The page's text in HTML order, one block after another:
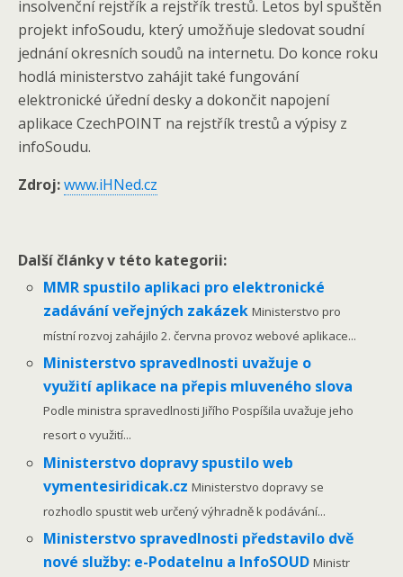
insolvenční rejstřík a rejstřík trestů. Letos byl spuštěn
projekt infoSoudu, který umožňuje sledovat soudní
jednání okresních soudů na internetu. Do konce roku
hodlá ministerstvo zahájit také fungování
elektronické úřední desky a dokončit napojení
aplikace CzechPOINT na rejstřík trestů a výpisy z
infoSoudu.
Zdroj:www.iHNed.cz
Další články v této kategorii:
MMR spustilo aplikaci pro elektronické
zadávání veřejných zakázekMinisterstvo pro
místní rozvoj zahájilo 2. června provoz webové aplikace...
Ministerstvo spravedlnosti uvažuje o
využití aplikace na přepis mluveného slova
Podle ministra spravedlnosti Jiřího Pospíšila uvažuje jeho
resort o využití...
Ministerstvo dopravy spustilo web
vymentesiridicak.czMinisterstvo dopravy se
rozhodlo spustit web určený výhradně k podávání...
Ministerstvo spravedlnosti představilo dvě
nové služby: e-Podatelnu a InfoSOUDMinistr